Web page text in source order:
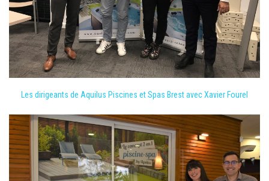
Les dirigeants de Aquilus Piscines et Spas Brest avec Xavier Fourel